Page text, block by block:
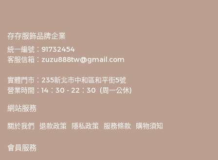
存存服飾品牌企業
統一編號：91732454
客服信箱：zuzu888tw@gmail.com
實體門市：235新北市中和區和平街5號
營業時間：14：30 - 22：30  (周一公休)
網站服務
關於我們 退款政策 隱私政策 服務條款 購物須知
會員服務